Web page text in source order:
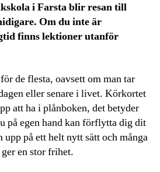
i Farsta blir resan till
Om du inte är
finns lektioner utanför
de flesta, oavsett om man tar
eller senare i livet. Körkortet
att ha i plånboken, det betyder
på egen hand kan förflytta dig dit
på ett helt nytt sätt och många
en stor frihet.